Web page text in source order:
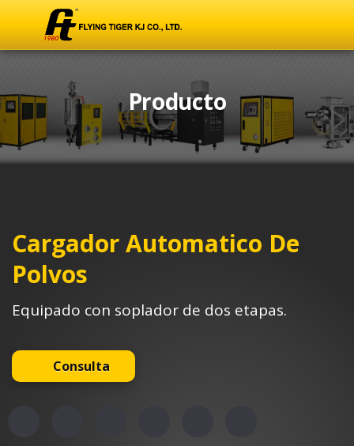
Producto
Cargador Automatico De
Polvos
Equipado con soplador de dos etapas.
Consulta